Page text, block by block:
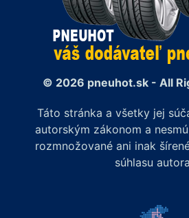
© 2026 pneuhot.sk - All
Táto stránka a všetky jej
autorským zákonom a
rozmnožované ani inak
súhlasu